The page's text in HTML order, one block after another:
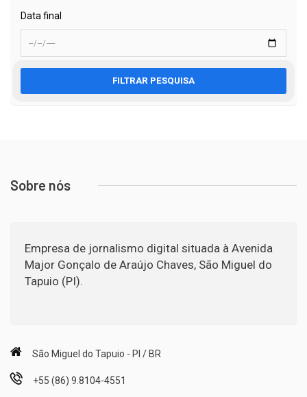
Data final
FILTRAR PESQUISA
Sobre nós
Empresa de jornalismo digital situada à Avenida
Major Gonçalo de Araújo Chaves, São Miguel do
Tapuio (PI).
São Miguel do Tapuio - PI / BR
+55 (86) 9.8104-4551